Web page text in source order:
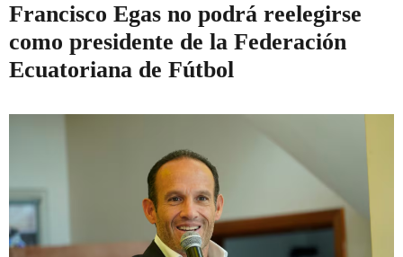
Francisco Egas no podrá reelegirse
como presidente de la Federación
Ecuatoriana de Fútbol